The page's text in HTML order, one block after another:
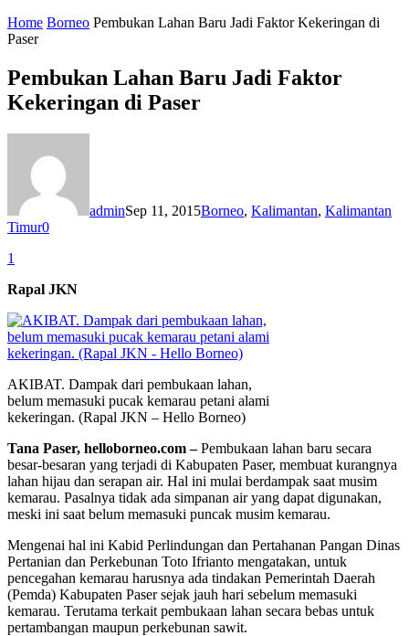
Home Borneo Pembukan Lahan Baru Jadi Faktor Kekeringan di
Paser
Pembukan Lahan Baru Jadi Faktor
Kekeringan di Paser
adminSep 11, 2015Borneo, Kalimantan, Kalimantan
Timur0
1
Rapal JKN
AKIBAT. Dampak dari pembukaan lahan,
belum memasuki pucak kemarau petani alami
kekeringan. (Rapal JKN – Hello Borneo)
Tana Paser, helloborneo.com –Pembukaan lahan baru secara
besar-besaran yang terjadi di Kabupaten Paser, membuat kurangnya
lahan hijau dan serapan air. Hal ini mulai berdampak saat musim
kemarau. Pasalnya tidak ada simpanan air yang dapat digunakan,
meski ini saat belum memasuki puncak musim kemarau.
Mengenai hal ini Kabid Perlindungan dan Pertahanan Pangan Dinas
Pertanian dan Perkebunan Toto Ifrianto mengatakan, untuk
pencegahan kemarau harusnya ada tindakan Pemerintah Daerah
(Pemda) Kabupaten Paser sejak jauh hari sebelum memasuki
kemarau. Terutama terkait pembukaan lahan secara bebas untuk
pertambangan maupun perkebunan sawit.